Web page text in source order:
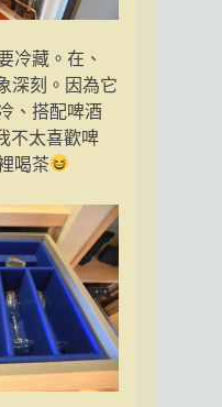
冷藏。在、
深刻。因為它
、搭配啤酒
不太喜歡啤
喝茶